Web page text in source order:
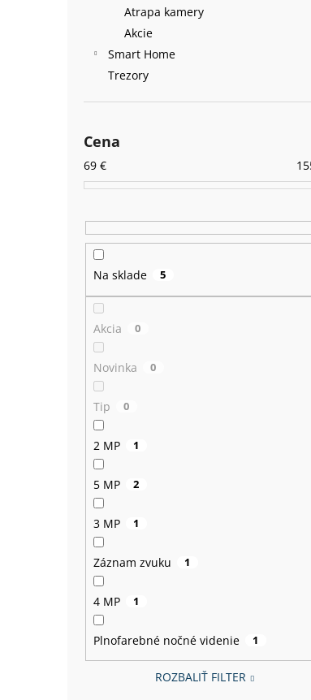
Atrapa kamery
Akcie
Smart Home
Trezory
Cena
69 €
Na sklade 5
Akcia 0
Novinka 0
Tip 0
2 MP 1
5 MP 2
3 MP 1
Záznam zvuku 1
4 MP 1
Plnofarebné nočné videnie 1
ROZBALIŤ FILTER